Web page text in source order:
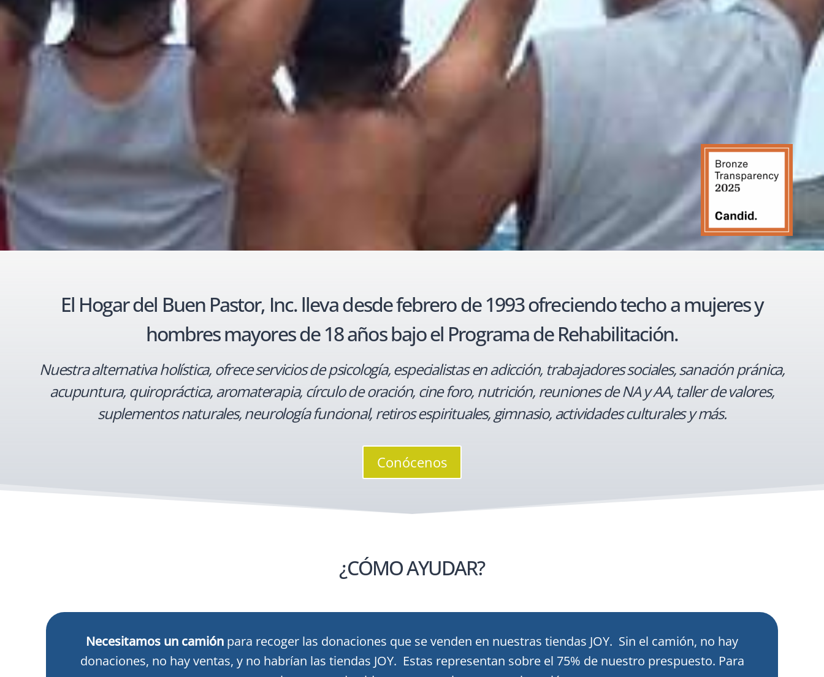
El Hogar del Buen Pastor, Inc. lleva desde febrero de 1993 ofreciendo techo a mujeres y
hombres mayores de 18 años bajo el Programa de Rehabilitación.
Nuestra alternativa holística, ofrece servicios de psicología, especialistas en adicción, trabajadores sociales, sanación pránica,
acupuntura, quiropráctica, aromaterapia, círculo de oración, cine foro, nutrición, reuniones de NA y AA, taller de valores,
suplementos naturales, neurología funcional, retiros espirituales, gimnasio, actividades culturales y más.
Conócenos
¿CÓMO AYUDAR?
Necesitamos un camión para recoger las donaciones que se venden en nuestras tiendas JOY. Sin el camión, no hay
donaciones, no hay ventas, y no habrían las tiendas JOY. Estas representan sobre el 75% de nuestro prespuesto. Para